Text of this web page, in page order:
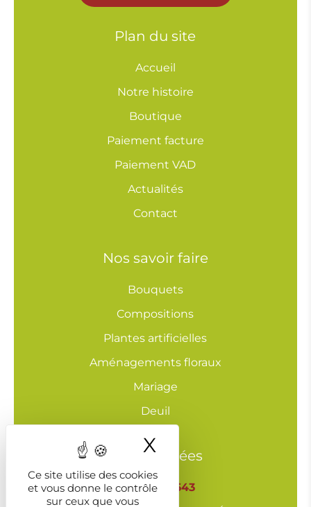
Ce site utilise des cookies
et vous donne le contrôle
sur ceux que vous
X Masquer le
Plan du site
Accueil
Notre histoire
Boutique
Paiement facture
Paiement VAD
Actualités
Contact
Nos savoir faire
Bouquets
Compositions
Plantes artificielles
Aménagements floraux
Mariage
Deuil
Coordonnées
03 29 643 643